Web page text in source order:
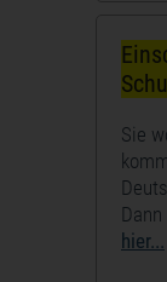
Sie
hier...